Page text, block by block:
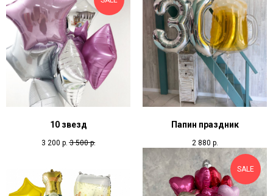
10 звезд
3 200 р. 3 500 р.
Папин праздник
2 880 р.
SALE